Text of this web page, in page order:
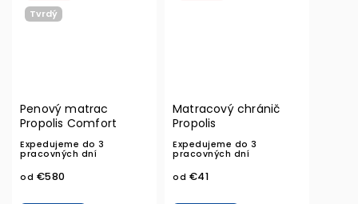
Tvrdý
Penový matrac
Propolis Comfort
Expedujeme do 3
pracovných dní
od €580
Matracový chránič
Propolis
Expedujeme do 3
pracovných dní
od €41